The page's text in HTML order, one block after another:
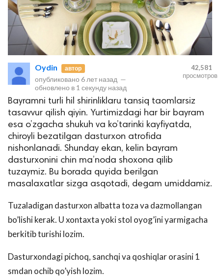
защищены.
Oydin автор
опубликовано 6 лет назад —
обновлено в 1 секунду назад
42,581
просмотров
Bayramni turli hil shirinliklaru tansiq taomlarsiz
tasavvur qilish qiyin. Yurtimizdagi har bir bayram
esa o’zgacha shukuh va ko’tarinki kayfiyatda,
chiroyli bezatilgan dasturxon atrofida
nishonlanadi. Shunday ekan, kelin bayram
dasturxonini chin ma’noda shoxona qilib
tuzaymiz. Bu borada quyida berilgan
masalaxatlar sizga asqotadi, degam umiddamiz.
Tuzaladigan dasturxon albatta toza va dazmollangan
bo’lishi kerak. U xontaxta yoki stol oyog’ini yarmigacha
berkitib turishi lozim.
Dasturxondagi pichoq, sanchqi va qoshiqlar orasini 1
smdan ochib qo’yish lozim.